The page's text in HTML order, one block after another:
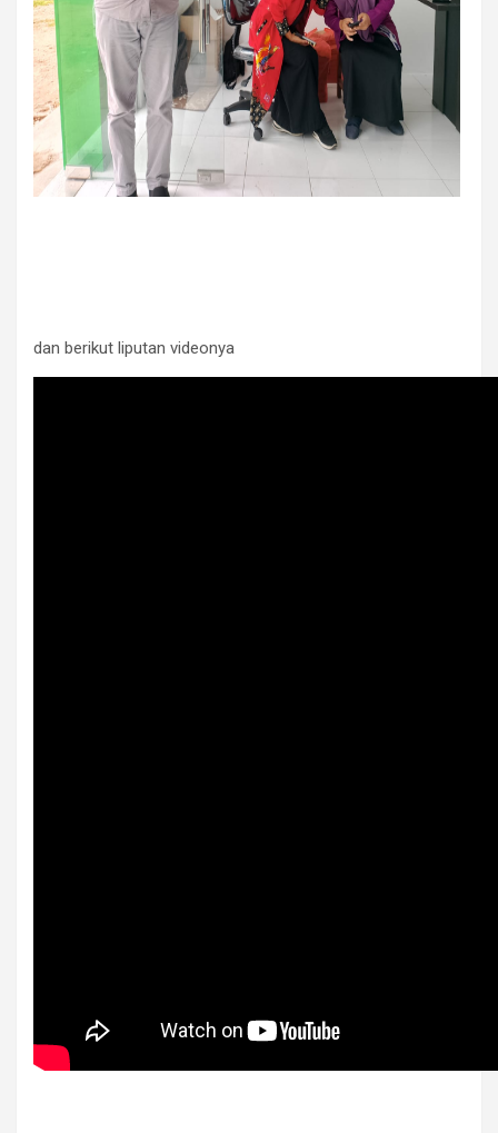
dan berikut liputan videonya